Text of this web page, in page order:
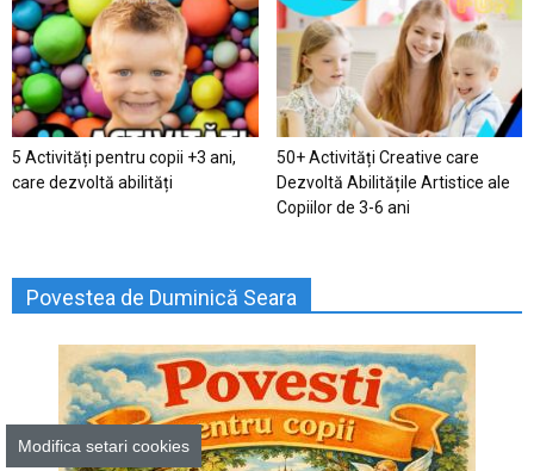
5 Activități pentru copii +3 ani,
care dezvoltă abilități
50+ Activități Creative care
Dezvoltă Abilitățile Artistice ale
Copiilor de 3-6 ani
Povestea de Duminică Seara
Modifica setari cookies